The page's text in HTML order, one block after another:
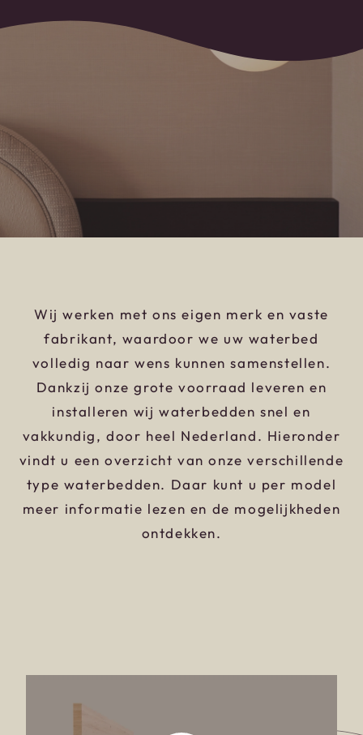
Wij werken met ons eigen merk en vaste
fabrikant, waardoor we uw waterbed
volledig naar wens kunnen samenstellen.
Dankzij onze grote voorraad leveren en
installeren wij waterbedden snel en
vakkundig, door heel Nederland. Hieronder
vindt u een overzicht van onze verschillende
type waterbedden. Daar kunt u per model
meer informatie lezen en de mogelijkheden
ontdekken.